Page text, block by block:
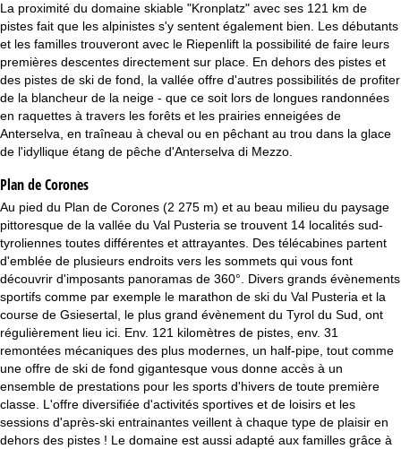
l
La proximité du domaine skiable "Kronplatz" avec ses 121 km de
pistes fait que les alpinistes s'y sentent également bien. Les débutants
et les familles trouveront avec le Riepenlift la possibilité de faire leurs
premières descentes directement sur place. En dehors des pistes et
des pistes de ski de fond, la vallée offre d'autres possibilités de profiter
de la blancheur de la neige - que ce soit lors de longues randonnées
en raquettes à travers les forêts et les prairies enneigées de
Anterselva, en traîneau à cheval ou en pêchant au trou dans la glace
de l'idyllique étang de pêche d'Anterselva di Mezzo.
Plan de Corones
Au pied du Plan de Corones (2 275 m) et au beau milieu du paysage
pittoresque de la vallée du Val Pusteria se trouvent 14 localités sud-
tyroliennes toutes différentes et attrayantes. Des télécabines partent
d'emblée de plusieurs endroits vers les sommets qui vous font
découvrir d'imposants panoramas de 360°. Divers grands évènements
sportifs comme par exemple le marathon de ski du Val Pusteria et la
course de Gsiesertal, le plus grand évènement du Tyrol du Sud, ont
régulièrement lieu ici. Env. 121 kilomètres de pistes, env. 31
remontées mécaniques des plus modernes, un half-pipe, tout comme
une offre de ski de fond gigantesque vous donne accès à un
ensemble de prestations pour les sports d'hivers de toute première
classe. L'offre diversifiée d'activités sportives et de loisirs et les
sessions d'après-ski entrainantes veillent à chaque type de plaisir en
dehors des pistes ! Le domaine est aussi adapté aux familles grâce à